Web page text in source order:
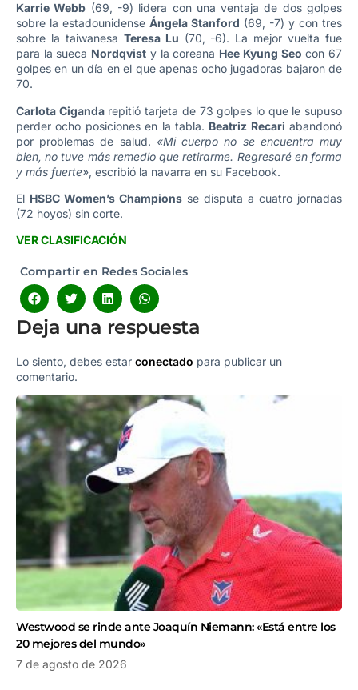
Karrie Webb (69, -9) lidera con una ventaja de dos golpes
sobre la estadounidense Ángela Stanford (69, -7) y con tres
sobre la taiwanesa Teresa Lu (70, -6). La mejor vuelta fue
para la sueca Nordqvist y la coreana Hee Kyung Seo con 67
golpes en un día en el que apenas ocho jugadoras bajaron de
70.
Carlota Cigandarepitió tarjeta de 73 golpes lo que le supuso
perder ocho posiciones en la tabla. Beatriz Recari abandonó
por problemas de salud. «Mi cuerpo no se encuentra muy
bien, no tuve más remedio que retirarme. Regresaré en forma
y más fuerte», escribió la navarra en su Facebook.
El HSBC Women’s Champions se disputa a cuatro jornadas
(72 hoyos) sin corte.
VER CLASIFICACIÓN
Compartir en Redes Sociales
Deja una respuesta
Lo siento, debes estar conectado para publicar un
comentario.
Westwood se rinde ante Joaquín Niemann: «Está entre los
20 mejores del mundo»
7 de agosto de 2026